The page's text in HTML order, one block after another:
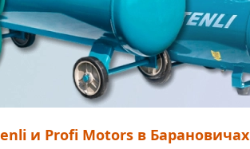
и Profi Motors в Барановичах